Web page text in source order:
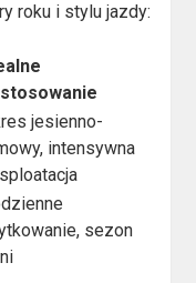
roku i stylu jazdy:
jesienno-
intensywna
sezon